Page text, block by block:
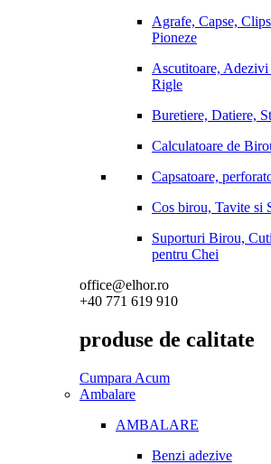
Agrafe, Capse,
Pioneze
Ascutitoare,
Rigle
Buretiere, Datiere,
Calculatoare de
Capsatoare,
Cos birou, Tavite si
Suporturi Birou,
pentru Chei
office@elhor.ro
+40 771 619 910
produse de calitate
Cumpara Acum
Ambalare
AMBALARE
Benzi adezive